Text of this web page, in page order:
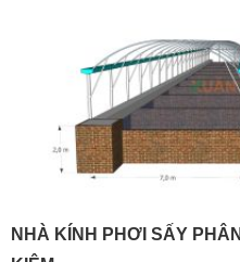
NHÀ KÍNH PHƠI SẤY